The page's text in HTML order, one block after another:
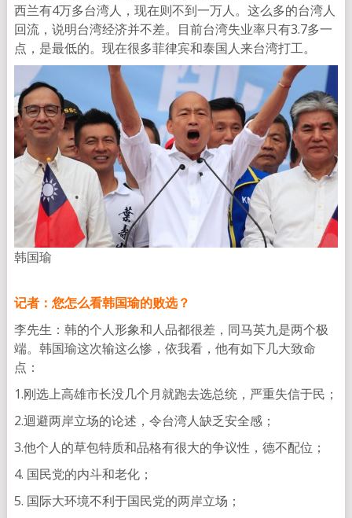
西兰有4万多台湾人，现在则不到一万人。这么多的台湾人
回流，说明台湾经济并不差。目前台湾失业率只有3.7多一
点，是最低的。现在很多菲律宾和泰国人来台湾打工。
韩国瑜
记者：您怎么看韩国瑜的败选？
李先生：韩的个人形象和人品都很差，同马英九是两个极
端。韩国瑜这次输这么惨，依我看，他有如下几大致命
点：
1.刚选上高雄市长没几个月就跑去选总统，严重失信于民；
2.迴避两岸立场的论述，令台湾人缺乏安全感；
3.他个人的草包特质和品格有很大的争议性，德不配位；
4. 国民党的内斗和老化；
5. 国际大环境不利于国民党的两岸立场；